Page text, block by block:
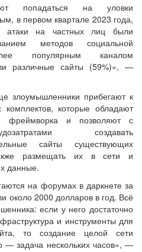
попадаться на уловки
в первом квартале 2023 года,
атаки на частных лиц были
методов социальной
популярным каналом
различные сайты (59%)», —
злоумышленники прибегают к
которые обладают
фреймворка и позволяют с
создавать
сайты существующих
размещать их в сети и
данные.
на форумах в даркнете за
около 2000 долларов в год. Всё
если у него достаточно
и инструменты для
то создание целой сети
— задача нескольких часов», —